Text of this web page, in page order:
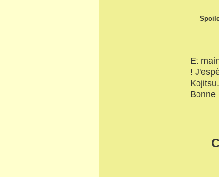
Et
!
Bonne